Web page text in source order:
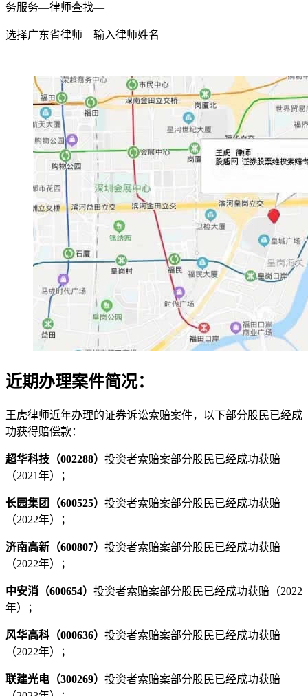
务服务—律师查找—
选择广东省律师—输入律师姓名
近期办理案件简况：
王虎律师近年办理的证券诉讼索赔案件，以下部分股民已经成
功获得赔偿款：
超华科技（002288） 投资者索赔案部分股民已经成功获赔
（2021年）；
长园集团（600525） 投资者索赔案部分股民已经成功获赔
（2022年）；
济南高新（600807） 投资者索赔案部分股民已经成功获赔
（2022年）；
中安消（600654） 投资者索赔案部分股民已经成功获赔（2022
年）；
风华高科（000636） 投资者索赔案部分股民已经成功获赔
（2022年）；
联建光电（300269） 投资者索赔案部分股民已经成功获赔